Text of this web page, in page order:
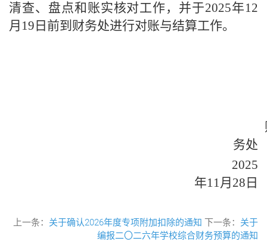
清查、盘点和账实核对工作，并于2025年12
月 19 日前到财务处进行对账与结算工作。
务处
2025
年11月 28 日
上一条： 关于确认2026年度专项附加扣除的通知 下一条： 关于
编报二〇二六年学校综合财务预算的通知